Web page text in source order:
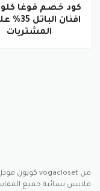
كود خصم فوغا
افنان
المشتريات
ملابس نسائية جميع